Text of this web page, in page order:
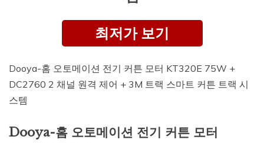
최저가 보기
Dooya-홈 오토메이션 전기 커튼 모터 KT320E 75W +
DC2760 2 채널 원격 제어 + 3M 트랙 스마트 커튼 트랙 시
스템
Dooya-홈 오토메이션 전기 커튼 모터